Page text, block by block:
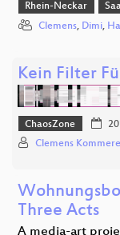
Rhein-Neckar
Clemens, Dimi,
Kein Filter
ChaosZone
Clemens
Three Acts